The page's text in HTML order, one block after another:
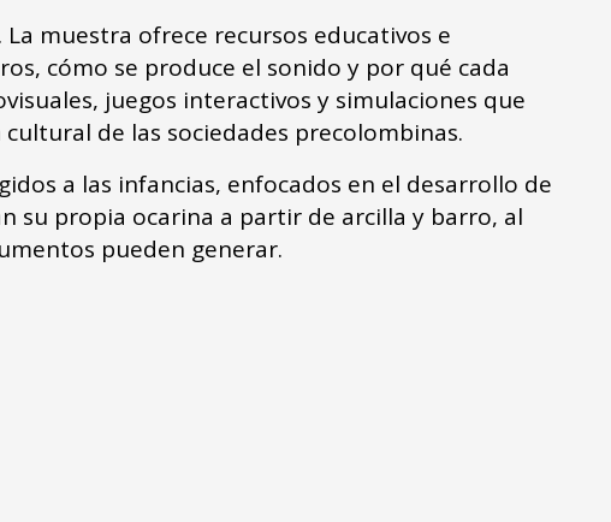
muestra ofrece recursos educativos e
cómo se produce el sonido y por qué cada
juegos interactivos y simulaciones que
de las sociedades precolombinas.
a las infancias, enfocados en el desarrollo de
su propia ocarina a partir de arcilla y barro, al
pueden generar.